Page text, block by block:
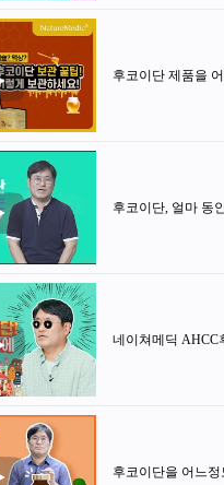
후코이단 제품을
후코이단, 얼마 동
네이쳐메딕 AHCC
후코이단을 어느